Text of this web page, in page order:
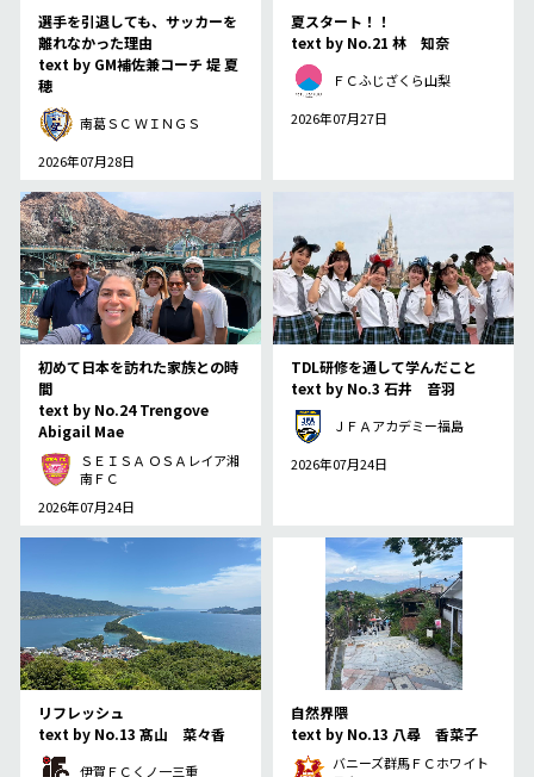
選手を引退しても、サッカーを
離れなかった理由
text by GM補佐兼コーチ 堤 夏
穂
南葛ＳＣ ＷＩＮＧＳ
2026年07月28日
夏スタート！！
text by No.21 林 知奈
ＦＣふじざくら山梨
2026年07月27日
初めて日本を訪れた家族との時
間
text by No.24 Trengove
Abigail Mae
ＳＥＩＳＡ ＯＳＡレイア湘
南ＦＣ
2026年07月24日
TDL研修を通して学んだこと
text by No.3 石井 音羽
ＪＦＡアカデミー福島
2026年07月24日
リフレッシュ
text by No.13 髙山 菜々香
伊賀ＦＣくノ一三重
自然界隈
text by No.13 八尋 香菜子
バニーズ群馬ＦＣホワイト